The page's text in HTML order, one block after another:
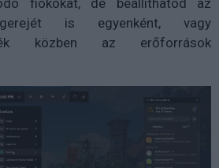
fiókokat, de beállíthatod az
is egyenként, vagy
közben az erőforrások